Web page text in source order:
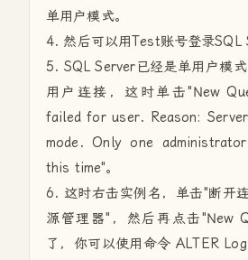
单用户模式。
4. 然后可以用Test账号登录SQL
5. SQL Server已经是单用户模
用户连接，这时单击"New
failed for user. Reason:
mode. Only one
this time"。
6. 这时右击实例名，单击"断开
源管理器"，然后再点击"New
了，你可以使用命令 ALTER